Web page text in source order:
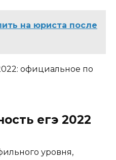
на юриста после
егэ 2022
уровня,